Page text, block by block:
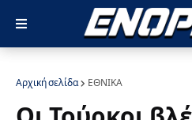
Αρχική σελίδα ΕΘΝΙΚΑ